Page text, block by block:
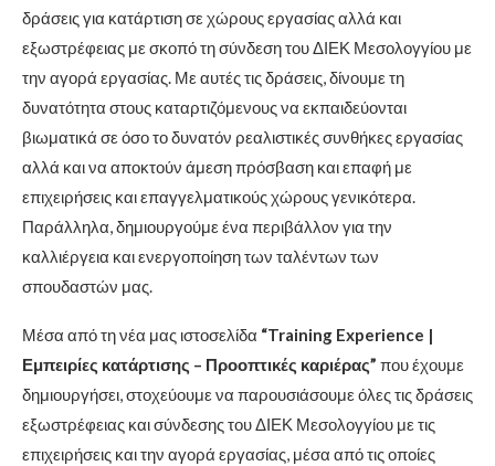
δράσεις για κατάρτιση σε χώρους εργασίας αλλά και
εξωστρέφειας με σκοπό τη σύνδεση του ΔΙΕΚ Μεσολογγίου με
την αγορά εργασίας. Με αυτές τις δράσεις, δίνουμε τη
δυνατότητα στους καταρτιζόμενους να εκπαιδεύονται
βιωματικά σε όσο το δυνατόν ρεαλιστικές συνθήκες εργασίας
αλλά και να αποκτούν άμεση πρόσβαση και επαφή με
επιχειρήσεις και επαγγελματικούς χώρους γενικότερα.
Παράλληλα, δημιουργούμε ένα περιβάλλον για την
καλλιέργεια και ενεργοποίηση των ταλέντων των
σπουδαστών μας.
Μέσα από τη νέα μας ιστοσελίδα “Training Experience |
Εμπειρίες κατάρτισης – Προοπτικές καριέρας” που έχουμε
δημιουργήσει, στοχεύουμε να παρουσιάσουμε όλες τις δράσεις
εξωστρέφειας και σύνδεσης του ΔΙΕΚ Μεσολογγίου με τις
επιχειρήσεις και την αγορά εργασίας, μέσα από τις οποίες